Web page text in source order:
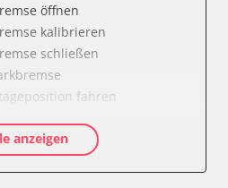
(LWR)
links
öffnen
kalibrieren
schließen
fahren
Motorisierung, Ausstattung
anzeigen